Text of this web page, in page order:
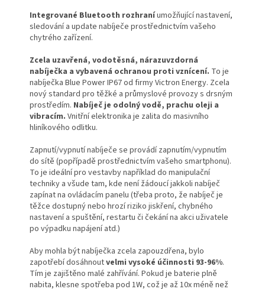
Integrované Bluetooth rozhraníumožňující nastavení,
sledování a update nabíječe prostřednictvím vašeho
chytrého zařízení.
Zcela uzavřená, vodotěsná, nárazuvzdorná
nabíječka a vybavená ochranou proti vznícení. To je
nabíječka Blue Power IP67 od firmy Victron Energy. Zcela
nový standard pro těžké a průmyslové provozy s drsným
prostředím. Nabíječ je odolný vodě, prachu oleji a
vibracím. Vnitřní elektronika je zalita do masivního
hliníkového odlitku.
Zapnutí/vypnutí nabíječe se provádí zapnutím/vypnutím
do sítě (popřípadě prostřednictvím vašeho smartphonu).
To je ideální pro vestavby například do manipulační
techniky a všude tam, kde není žádoucí jakkoli nabíječ
zapínat na ovládacím panelu (třeba proto, že nabíječ je
těžce dostupný nebo hrozí riziko jiskření, chybného
nastavení a spuštění, restartu či čekání na akci uživatele
po výpadku napájení atd.)
Aby mohla být nabíječka zcela zapouzdřena, bylo
zapotřebí dosáhnoutvelmi vysoké účinnosti 93-96%.
Tím je zajištěno malé zahřívání. Pokud je baterie plně
nabita, klesne spotřeba pod 1W, což je až 10x méně než